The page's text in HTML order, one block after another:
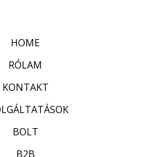
HOME
RÓLAM
KONTAKT
BOLT
B2B